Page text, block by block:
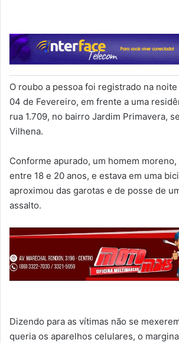
O roubo a pessoa foi registrado na
04 de Fevereiro, em frente a uma
rua 1.709, no bairro Jardim Primavera,
Vilhena.
Conforme apurado, um homem
entre 18 e 20 anos, e estava em uma
aproximou das garotas e de posse de
assalto.
Dizendo para as vítimas não se
queria os aparelhos celulares, o